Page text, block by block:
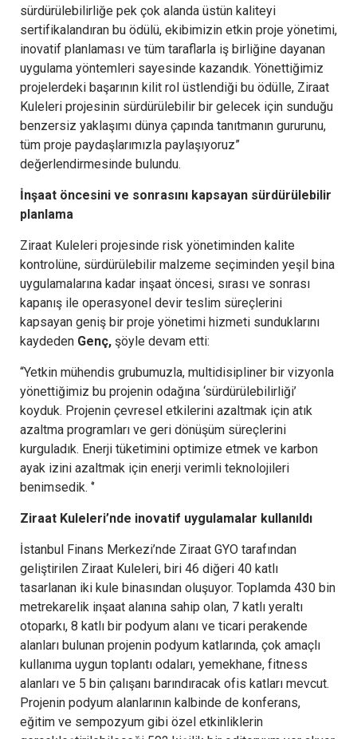
sürdürülebilirliğe pek çok alanda üstün kaliteyi
sertifikalandıran bu ödülü, ekibimizin etkin proje yönetimi,
inovatif planlaması ve tüm taraflarla iş birliğine dayanan
uygulama yöntemleri sayesinde kazandık. Yönettiğimiz
projelerdeki başarının kilit rol üstlendiği bu ödülle, Ziraat
Kuleleri projesinin sürdürülebilir bir gelecek için sunduğu
benzersiz yaklaşımı dünya çapında tanıtmanın gururunu,
tüm proje paydaşlarımızla paylaşıyoruz”
değerlendirmesinde bulundu.
İnşaat öncesini ve sonrasını kapsayan sürdürülebilir
planlama
Ziraat Kuleleri projesinde risk yönetiminden kalite
kontrolüne, sürdürülebilir malzeme seçiminden yeşil bina
uygulamalarına kadar inşaat öncesi, sırası ve sonrası
kapanış ile operasyonel devir teslim süreçlerini
kapsayan geniş bir proje yönetimi hizmeti sunduklarını
kaydeden Genç, şöyle devam etti:
“Yetkin mühendis grubumuzla, multidisipliner bir vizyonla
yönettiğimiz bu projenin odağına ‘sürdürülebilirliği’
koyduk. Projenin çevresel etkilerini azaltmak için atık
azaltma programları ve geri dönüşüm süreçlerini
kurguladık. Enerji tüketimini optimize etmek ve karbon
ayak izini azaltmak için enerji verimli teknolojileri
benimsedik. ‘’
Ziraat Kuleleri’nde inovatif uygulamalar kullanıldı
İstanbul Finans Merkezi’nde Ziraat GYO tarafından
geliştirilen Ziraat Kuleleri, biri 46 diğeri 40 katlı
tasarlanan iki kule binasından oluşuyor. Toplamda 430 bin
metrekarelik inşaat alanına sahip olan, 7 katlı yeraltı
otoparkı, 8 katlı bir podyum alanı ve ticari perakende
alanları bulunan projenin podyum katlarında, çok amaçlı
kullanıma uygun toplantı odaları, yemekhane, fitness
alanları ve 5 bin çalışanı barındıracak ofis katları mevcut.
Projenin podyum alanlarının kalbinde de konferans,
eğitim ve sempozyum gibi özel etkinliklerin